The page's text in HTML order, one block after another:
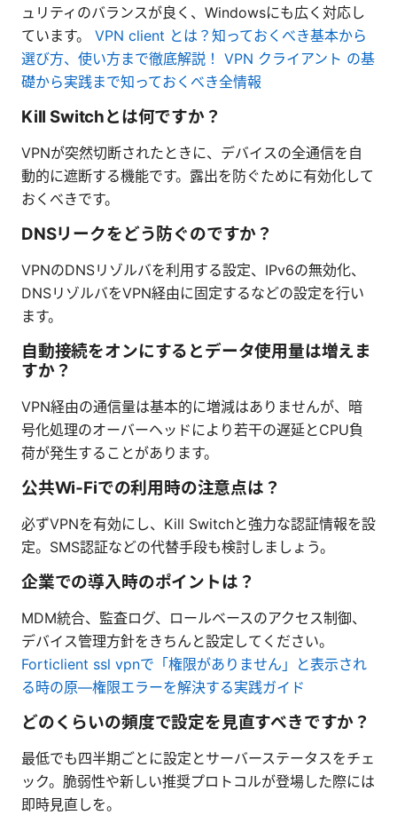
ュリティのバランスが良く、Windowsにも広く対応し
ています。 VPN client とは？知っておくべき基本から
選び方、使い方まで徹底解説！ VPN クライアント の基
礎から実践まで知っておくべき全情報
Kill Switchとは何ですか？
VPNが突然切断されたときに、デバイスの全通信を自
動的に遮断する機能です。露出を防ぐために有効化して
おくべきです。
DNSリークをどう防ぐのですか？
VPNのDNSリゾルバを利用する設定、IPv6の無効化、
DNSリゾルバをVPN経由に固定するなどの設定を行い
ます。
自動接続をオンにするとデータ使用量は増えま
すか？
VPN経由の通信量は基本的に増減はありませんが、暗
号化処理のオーバーヘッドにより若干の遅延とCPU負
荷が発生することがあります。
公共Wi‑Fiでの利用時の注意点は？
必ずVPNを有効にし、Kill Switchと強力な認証情報を設
定。SMS認証などの代替手段も検討しましょう。
企業での導入時のポイントは？
MDM統合、監査ログ、ロールベースのアクセス制御、
デバイス管理方針をきちんと設定してください。
Forticlient ssl vpnで「権限がありません」と表示され
る時の原—権限エラーを解決する実践ガイド
どのくらいの頻度で設定を見直すべきですか？
最低でも四半期ごとに設定とサーバーステータスをチェ
ック。脆弱性や新しい推奨プロトコルが登場した際には
即時見直しを。